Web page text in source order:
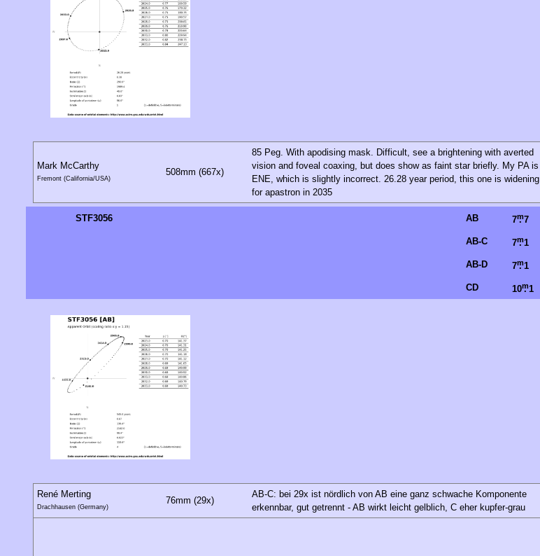
Mark McCarthy
Fremont (California/USA)
508mm (667x)
85 Peg. With apodising mask. Difficult, see a brightening with averted
vision and foveal coaxing, but does show as faint star briefly. My PA is
ENE, which is slightly incorrect. 26.28 year period, this one is widening
for apastron in 2035
STF3056 AB 7m
. 7
AB-C 7m
. 1
AB-D 7m
. 1
CD 10m
. 1
René Merting
Drachhausen (Germany)
76mm (29x)
AB-C: bei 29x ist nördlich von AB eine ganz schwache Komponente
erkennbar, gut getrennt - AB wirkt leicht gelblich, C eher kupfer-grau